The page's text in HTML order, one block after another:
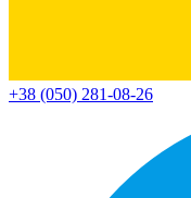
+38 (050) 281-08-26